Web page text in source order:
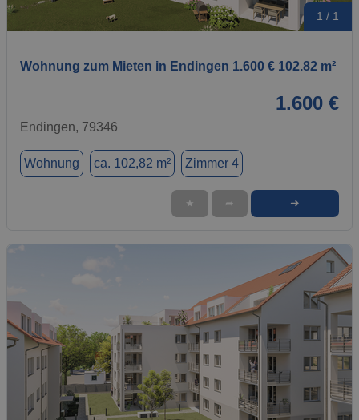
1 / 1
Wohnung zum Mieten in Endingen 1.600 € 102.82 m²
1.600 €
Endingen, 79346
Wohnung ca. 102,82 m² Zimmer 4
★ ➦ ➜